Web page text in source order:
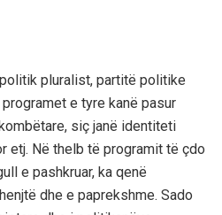
pluralist, partitë politike
e tyre kanë pasur
siç janë identiteti
etj. Në thelb të programit të çdo
e pashkruar, ka qenë
dhe e paprekshme. Sado